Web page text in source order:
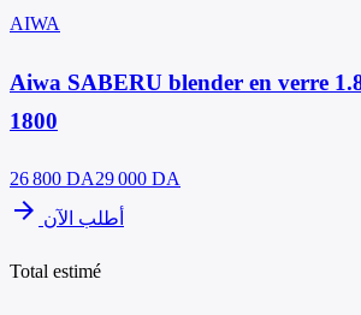
AIWA
Aiwa SABERU blender en verre
1800
26 800 DA29 000 DA
arrow_forward أطلب الآن
Total estimé